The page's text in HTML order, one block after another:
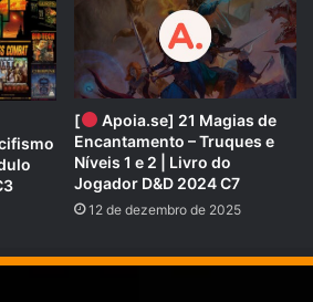
[
Apoia.se] 21 Magias de
Encantamento – Truques e
Níveis 1 e 2 | Livro do
Jogador D&D 2024 C7
12 de dezembro de 2025